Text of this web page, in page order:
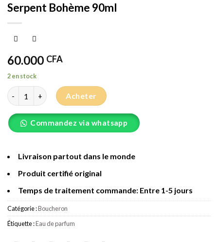
Serpent Bohème 90ml
60.000 CFA
2 en stock
quantité de Serpent Bohème 90ml
Acheter
Commandez via whatsapp
Livraison partout dans le monde
Produit certifié original
Temps de traitement commande: Entre 1-5 jours
Catégorie :Boucheron
Étiquette :Eau de parfum